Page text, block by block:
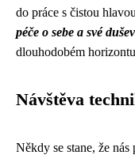
do práce s čistou
péče o sebe a své
dlouhodobém
Návštěva
Někdy se stane, že